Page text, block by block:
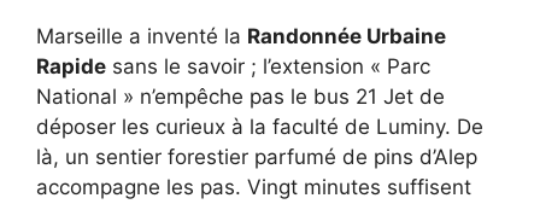
Marseille a inventé la Randonnée Urbaine
Rapide sans le savoir ; l’extension « Parc
National » n’empêche pas le bus 21 Jet de
déposer les curieux à la faculté de Luminy. De
là, un sentier forestier parfumé de pins d’Alep
accompagne les pas. Vingt minutes suffisent